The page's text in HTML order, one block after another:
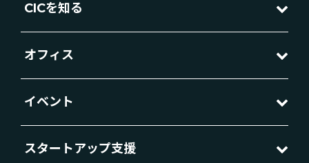
CICを知る
オフィス
イベント
スタートアップ支援